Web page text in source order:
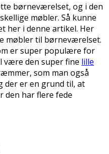
børneværelset, og i den
møbler. Så kunne
her i denne artikel. Her
møbler til børneværelset.
er super populære for
være den super fine lille
som man også
der er en grund til, at
den har flere fede